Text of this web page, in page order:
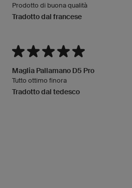
Prodotto di buona qualità
Tradotto dal francese
Maglia Pallamano D5 Pro
Tutto ottimo finora
Tradotto dal tedesco